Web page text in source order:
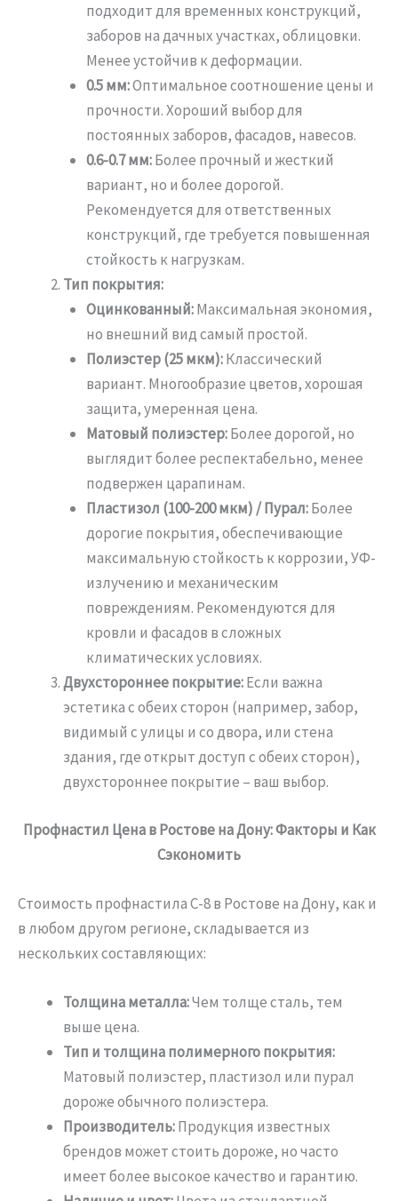
подходит для временных конструкций,
заборов на дачных участках, облицовки.
Менее устойчив к деформации.
0.5 мм:Оптимальное соотношение цены и
прочности. Хороший выбор для
постоянных заборов, фасадов, навесов.
0.6-0.7 мм:Более прочный и жесткий
вариант, но и более дорогой.
Рекомендуется для ответственных
конструкций, где требуется повышенная
стойкость к нагрузкам.
Тип покрытия:
Оцинкованный:Максимальная экономия,
но внешний вид самый простой.
Полиэстер (25 мкм):Классический
вариант. Многообразие цветов, хорошая
защита, умеренная цена.
Матовый полиэстер:Более дорогой, но
выглядит более респектабельно, менее
подвержен царапинам.
Пластизол (100-200 мкм) / Пурал:Более
дорогие покрытия, обеспечивающие
максимальную стойкость к коррозии, УФ-
излучению и механическим
повреждениям. Рекомендуются для
кровли и фасадов в сложных
климатических условиях.
Двухстороннее покрытие:Если важна
эстетика с обеих сторон (например, забор,
видимый с улицы и со двора, или стена
здания, где открыт доступ с обеих сторон),
двухстороннее покрытие – ваш выбор.
Профнастил Цена в Ростове на Дону: Факторы и Как
Сэкономить
Стоимость профнастила С-8 в Ростове на Дону, как и
в любом другом регионе, складывается из
нескольких составляющих:
Толщина металла:Чем толще сталь, тем
выше цена.
Тип и толщина полимерного покрытия:
Матовый полиэстер, пластизол или пурал
дороже обычного полиэстера.
Производитель:Продукция известных
брендов может стоить дороже, но часто
имеет более высокое качество и гарантию.